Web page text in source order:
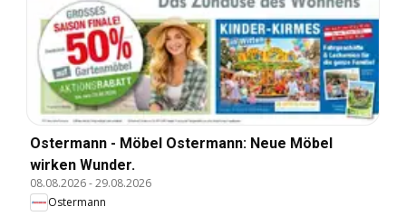
Ostermann - Möbel Ostermann: Neue Möbel
wirken Wunder.
08.08.2026-29.08.2026
Ostermann